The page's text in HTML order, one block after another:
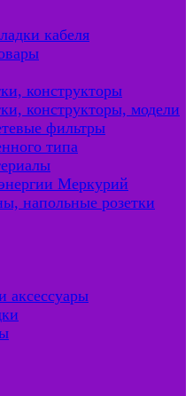
кабеля
конструкторы
конструкторы, модели
фильтры
типа
Меркурий
напольные розетки